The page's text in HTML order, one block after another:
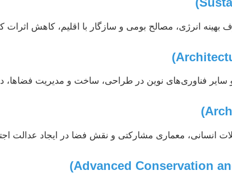
انرژی، مصالح بومی و سازگار با اقلیم، کاهش اثرات
فناوری‌های نوین در طراحی، ساخت و مدیریت
انسانی، معماری مشارکتی و نقش فضا در ایجاد